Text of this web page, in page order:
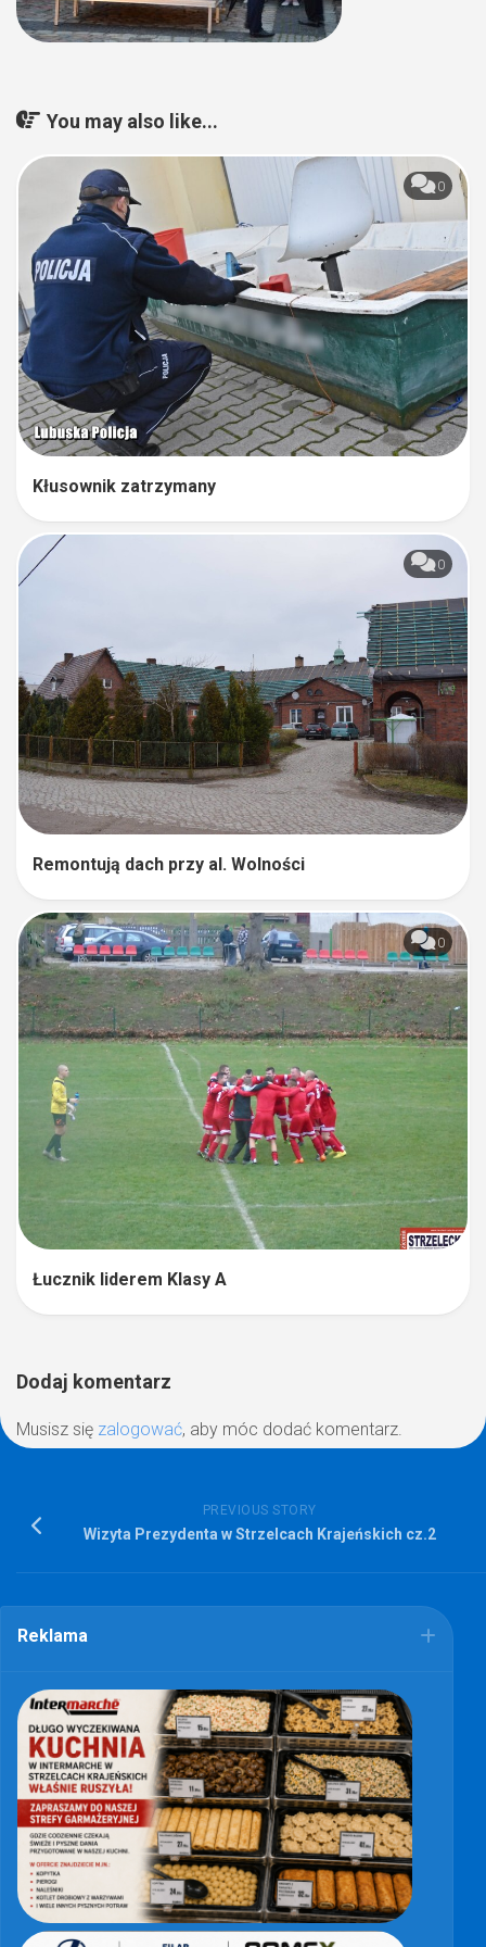
You may also like...
0
Kłusownik zatrzymany
0
Remontują dach przy al. Wolności
0
Łucznik liderem Klasy A
Dodaj komentarz
Musisz się zalogować, aby móc dodać komentarz.
PREVIOUS STORY
Wizyta Prezydenta w Strzelcach Krajeńskich cz.2
Reklama